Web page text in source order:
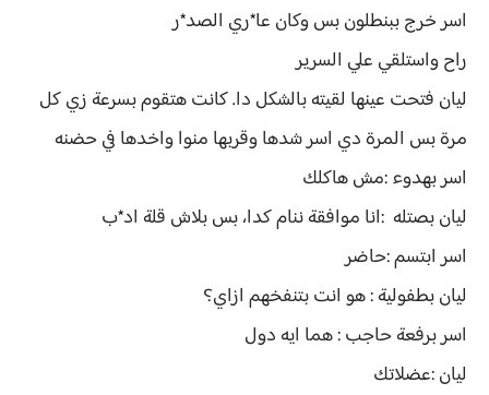
اسر خرج ببنطلون بس وكان عا*ري الصد*ر
راح واستلقي علي السرير
ليان فتحت عينها لقيته بالشكل دا. كانت هتقوم بسرعة زي كل
مرة بس المرة دي اسر شدها وقربها منوا واخدها في حضنه
اسر بهدوء :مش هاكلك
ليان بصتله :انا موافقة ننام كدا، بس بلاش قلة اد*ب
اسر ابتسم :حاضر
ليان بطفولية : هو انت بتنفخهم ازاي؟
اسر برفعة حاجب : هما ايه دول
ليان :عضلاتك